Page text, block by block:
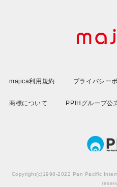
majica利用規約 プライバシー
商標について PPIHグループ公
Copyright(c)1998-2022 Pan Pacific